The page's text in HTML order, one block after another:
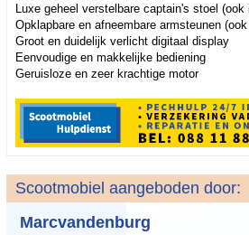
Luxe geheel verstelbare captain's stoel
Opklapbare en afneembare armsteunen
Groot en duidelijk verlicht digitaal display
Eenvoudige en makkelijke bediening
Geruisloze en zeer krachtige motor
Scootmobiel aangeboden door:
Marcvandenburg